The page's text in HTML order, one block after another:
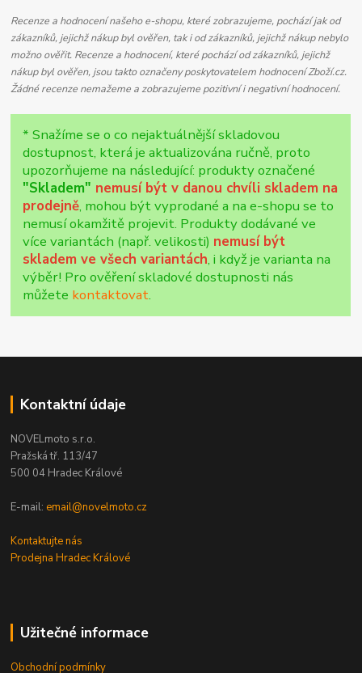
Recenze a hodnocení našeho e-shopu, které zobrazujeme, pochází jak od
zákazníků, jejichž nákup byl ověřen, tak i od zákazníků, jejichž nákup nebylo
možno ověřit. Recenze a hodnocení, které pochází od zákazníků, jejichž
nákup byl ověřen, jsou takto označeny poskytovatelem hodnocení Zboží.cz.
Žádné recenze nemažeme a zobrazujeme pozitivní i negativní hodnocení.
* Snažíme se o co nejaktuálnější skladovou
dostupnost, která je aktualizována ručně, proto
upozorňujeme na následující: produkty označené
"Skladem" nemusí být v danou chvíli skladem na
prodejně, mohou být vyprodané a na e-shopu se to
nemusí okamžitě projevit. Produkty dodávané ve
více variantách (např. velikosti) nemusí být
skladem ve všech variantách, i když je varianta na
výběr! Pro ověření skladové dostupnosti nás
můžete kontaktovat.
Kontaktní údaje
NOVELmoto s.r.o.
Pražská tř. 113/47
500 04 Hradec Králové
E-mail: email@novelmoto.cz
Kontaktujte nás
Prodejna Hradec Králové
Užitečné informace
Obchodní podmínky